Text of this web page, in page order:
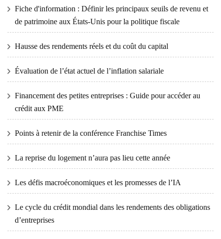
Fiche d'information : Définir les principaux seuils de revenu et
de patrimoine aux États-Unis pour la politique fiscale
Hausse des rendements réels et du coût du capital
Évaluation de l’état actuel de l’inflation salariale
Financement des petites entreprises : Guide pour accéder au
crédit aux PME
Points à retenir de la conférence Franchise Times
La reprise du logement n’aura pas lieu cette année
Les défis macroéconomiques et les promesses de l’IA
Le cycle du crédit mondial dans les rendements des obligations
d’entreprises